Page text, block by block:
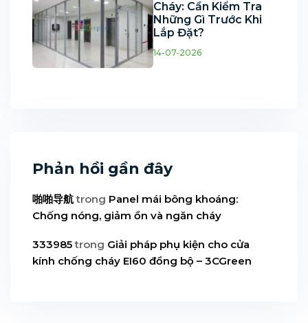
Cháy: Cần Kiểm Tra
Những Gì Trước Khi
Lắp Đặt?
14-07-2026
Phản hồi gần đây
啪啪导航trong Panel mái bông khoáng:
Chống nóng, giảm ồn và ngăn cháy
333985trong Giải pháp phụ kiện cho cửa
kính chống cháy EI60 đồng bộ – 3CGreen